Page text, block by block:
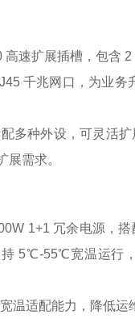
高速扩展插槽，包含
千兆网口，为业务
多种外设，可灵活
展需求。
1+1 冗余电源，搭
5℃-55℃宽温运行
温适配能力，降低运